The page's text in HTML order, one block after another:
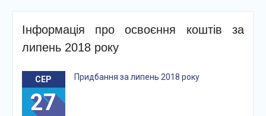
Інформація про освоєння коштів за
липень 2018 року
СЕР
27
Придбання за липень 2018 року